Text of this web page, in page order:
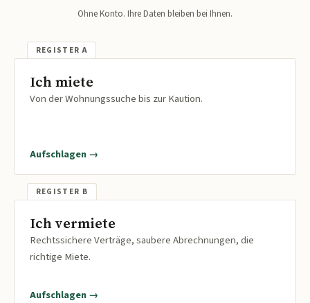
Ohne Konto. Ihre Daten bleiben bei Ihnen.
Ich miete
Von der Wohnungssuche bis zur Kaution.
Aufschlagen →
Ich vermiete
Rechtssichere Verträge, saubere Abrechnungen, die
richtige Miete.
Aufschlagen →